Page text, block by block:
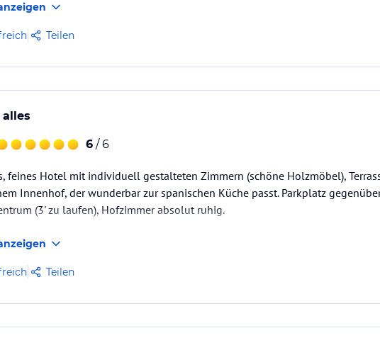
Teilen
6 / 6
feines Hotel mit individuell gestalteten Zimmern (schöne Holzmöbel),
Innenhof, der wunderbar zur spanischen Küche passt. Parkplatz
(3' zu laufen), Hofzimmer absolut ruhig.
Teilen